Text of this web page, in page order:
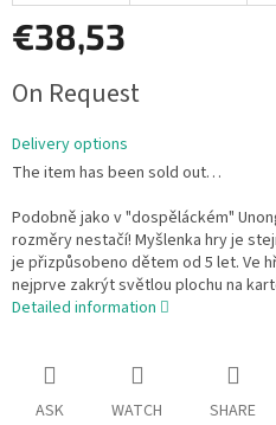
€38,53
price:
On Request
Delivery options
The item has been sold out…
Podobně jako v "dospěláckém"
rozměry nestačí! Myšlenka hry je
je přizpůsobeno dětem od 5 let. Ve
nejprve zakrýt světlou plochu na
Detailed information
ASK WATCH SHARE